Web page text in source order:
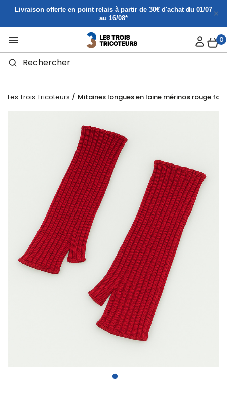
Panneau de gestion des cookies
Livraison offerte en point relais à partir de 30€ d'achat du 01/07
au 16/08*
 0
Les Trois Tricoteurs Mitaines longues en laine mérinos rouge